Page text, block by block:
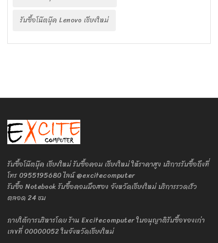
รับซื้อโน๊ตบุ๊ค Lenovo เชียงใหม่
รับซื้อโน๊ตบุ๊ค เชียงใหม่ รับซื้อคอม เชียงใหม่ ให้ราคาสูง บริการรับซื้อถึงที่
โทร 0955195680 ไลน์ @excitecomputer
รับซื้อ Notebook รับซื้อคอมมือสอง จังหวัดเชียงใหม่ บริการรวดเร็ว
ตลอด 24 ชม
ภายใต้การบริหารโดย ร้าน Excitecomputer ใบอนุญาติรับซื้อของเก่า
เลขที่ 00000052 ในจังหวัดเชียงใหม่